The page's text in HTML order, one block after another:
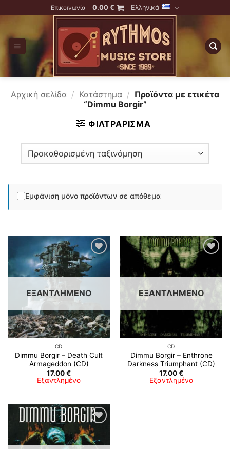
to
Επικοινωνία 0.00 € Ελληνικά
Αρχική σελίδα / Κατάστημα / Προϊόντα με ετικέτα
“Dimmu Borgir”
ΦΙΛΤΡΆΡΙΣΜΑ
Εμφάνιση μόνο προϊόντων σε απόθεμα
Προσθήκη
στη λίστα
επιθυμιών
ΕΞΑΝΤΛΗΜΈΝΟ
CD
Dimmu Borgir – Death Cult
Armageddon (CD)
17.00€
Εξαντλημένο
Προσθήκη
στη λίστα
επιθυμιών
ΕΞΑΝΤΛΗΜΈΝΟ
CD
Dimmu Borgir – Enthrone
Darkness Triumphant (CD)
17.00€
Εξαντλημένο
Προσθήκη
στη λίστα
επιθυμιών